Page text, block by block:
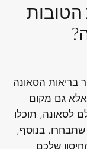
הטובות
בריאות הסאונה
גם מקום
לסאונה, תוכלו
בנוסף,
שלכם